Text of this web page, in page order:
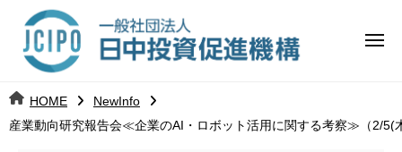
ツ
へ
日
中
j
メ
HOME
NewInfo
産業動向研究報告会≪企業のAI・ロボット活用に関する考察≫（2/5(
日
中
資